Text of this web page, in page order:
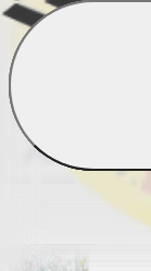
Obliečky Dual Feel®
Obliečky z hladkej bavlny